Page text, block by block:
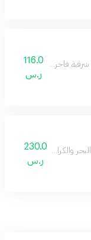
فاخرة وكسر عود يمنح
116.0
ر.س
والكراميل والجلد
230.0
ر.س